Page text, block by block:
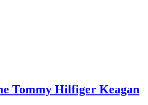
Tommy Hilfiger Keagan